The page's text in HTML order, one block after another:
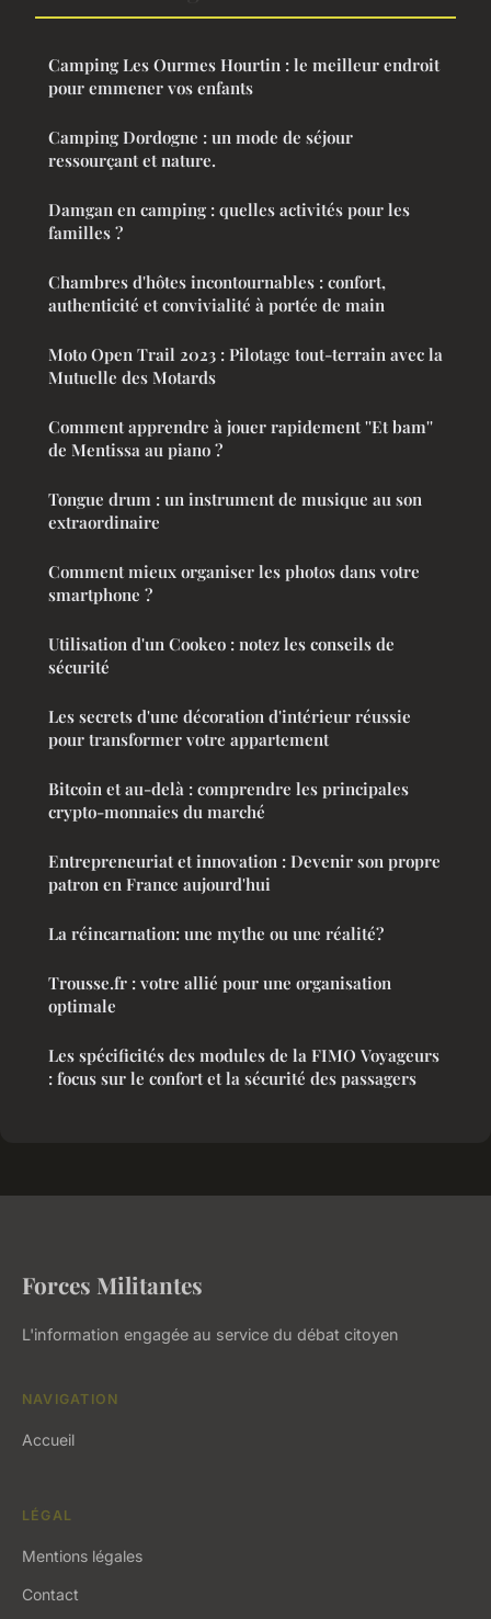
Camping Les Ourmes Hourtin : le meilleur endroit
pour emmener vos enfants
Camping Dordogne : un mode de séjour
ressourçant et nature.
Damgan en camping : quelles activités pour les
familles ?
Chambres d'hôtes incontournables : confort,
authenticité et convivialité à portée de main
Moto Open Trail 2023 : Pilotage tout-terrain avec la
Mutuelle des Motards
Comment apprendre à jouer rapidement ''Et bam''
de Mentissa au piano ?
Tongue drum : un instrument de musique au son
extraordinaire
Comment mieux organiser les photos dans votre
smartphone ?
Utilisation d'un Cookeo : notez les conseils de
sécurité
Les secrets d'une décoration d'intérieur réussie
pour transformer votre appartement
Bitcoin et au-delà : comprendre les principales
crypto-monnaies du marché
Entrepreneuriat et innovation : Devenir son propre
patron en France aujourd'hui
La réincarnation: une mythe ou une réalité?
Trousse.fr : votre allié pour une organisation
optimale
Les spécificités des modules de la FIMO Voyageurs
: focus sur le confort et la sécurité des passagers
Forces Militantes
L'information engagée au service du débat citoyen
NAVIGATION
Accueil
LÉGAL
Mentions légales
Contact